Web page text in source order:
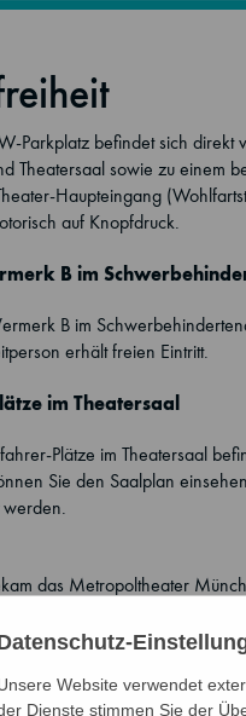
Parkplatz befindet sich direkt
Theatersaal sowie zu einem
Haupteingang
auf Knopfdruck.
B im
B im
erhält freien Eintritt.
im Theatersaal
Plätze im Theatersaal
Sie den Saalplan
werden.
das Metropoltheater
Website verwendet
Dienste stimmen Sie der